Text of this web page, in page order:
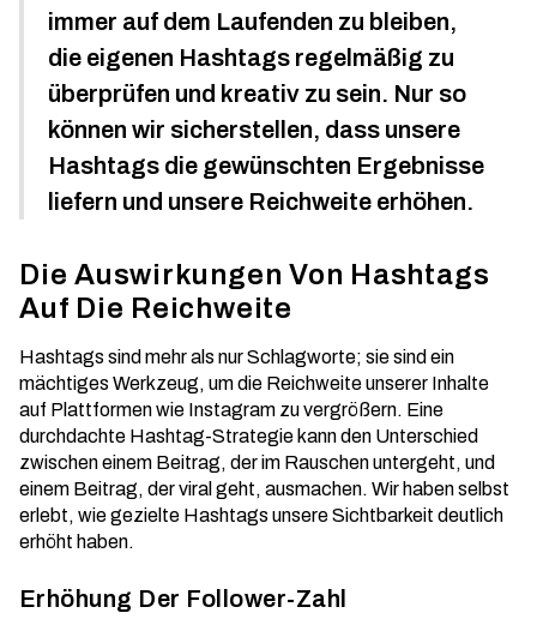
immer auf dem Laufenden zu bleiben,
die eigenen Hashtags regelmäßig zu
überprüfen und kreativ zu sein. Nur so
können wir sicherstellen, dass unsere
Hashtags die gewünschten Ergebnisse
liefern und unsere Reichweite erhöhen.
Die Auswirkungen Von Hashtags
Auf Die Reichweite
Hashtags sind mehr als nur Schlagworte; sie sind ein
mächtiges Werkzeug, um die Reichweite unserer Inhalte
auf Plattformen wie Instagram zu vergrößern. Eine
durchdachte Hashtag-Strategie kann den Unterschied
zwischen einem Beitrag, der im Rauschen untergeht, und
einem Beitrag, der viral geht, ausmachen. Wir haben selbst
erlebt, wie gezielte Hashtags unsere Sichtbarkeit deutlich
erhöht haben.
Erhöhung Der Follower-Zahl